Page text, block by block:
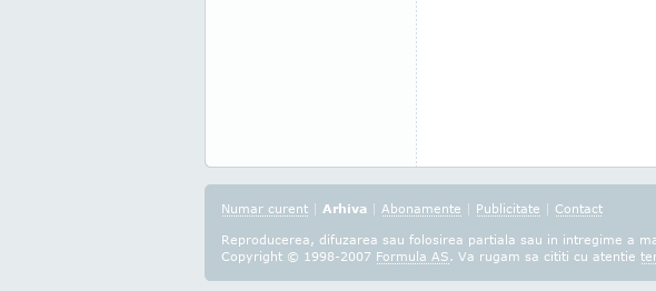
Numar curent | Arhiva | Abonamente | Publicitate | Contact
Reproducerea, difuzarea sau folosirea partiala sau in intregime a
Copyright © 1998-2007 Formula AS. Va rugam sa cititi cu atentie